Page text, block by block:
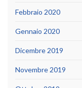
Febbraio 2020
Gennaio 2020
Dicembre 2019
Novembre 2019